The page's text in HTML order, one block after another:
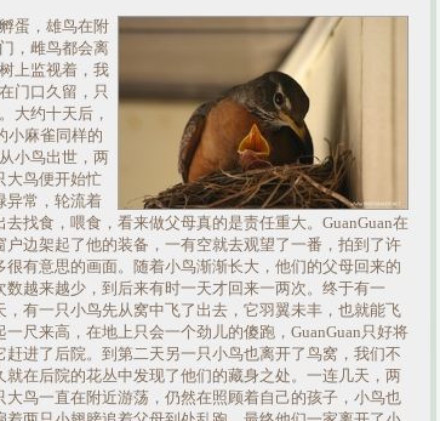
蛋，雄鸟在附
，雌鸟都会离
上监视着，我
门口久留，只
大约十天后，
小麻雀同样的
小鸟出世，两
大鸟便开始忙
异常，轮流着
去找食，喂食，看来做父母真的是责任重大。GuanGuan在
户边架起了他的装备，一有空就去观望了一番，拍到了许
很有意思的画面。随着小鸟渐渐长大，他们的父母回来的
数越来越少，到后来有时一天才回来一两次。终于有一
，有一只小鸟先从窝中飞了出去，它羽翼未丰，也就能飞
一尺来高，在地上只会一个劲儿的傻跑，GuanGuan只好将
赶进了后院。到第二天另一只小鸟也离开了鸟窝，我们不
就在后院的花丛中发现了他们的藏身之处。一连几天，两
大鸟一直在附近游荡，仍然在照顾着自己的孩子，小鸟也